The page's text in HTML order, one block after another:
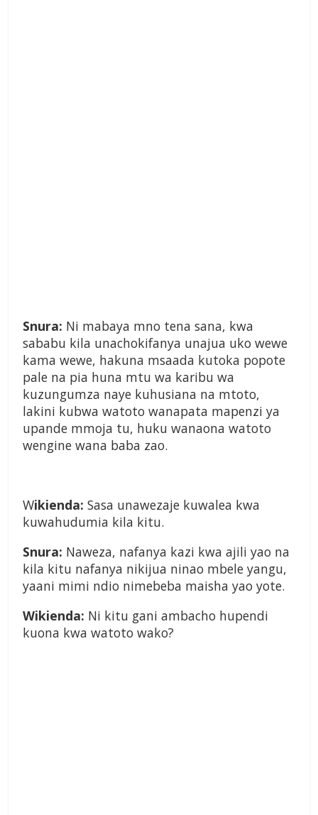
Snura: Ni mabaya mno tena sana, kwa
sababu kila unachokifanya unajua uko wewe
kama wewe, hakuna msaada kutoka popote
pale na pia huna mtu wa karibu wa
kuzungumza naye kuhusiana na mtoto,
lakini kubwa watoto wanapata mapenzi ya
upande mmoja tu, huku wanaona watoto
wengine wana baba zao.
Wikienda: Sasa unawezaje kuwalea kwa
kuwahudumia kila kitu.
Snura: Naweza, nafanya kazi kwa ajili yao na
kila kitu nafanya nikijua ninao mbele yangu,
yaani mimi ndio nimebeba maisha yao yote.
Wikienda: Ni kitu gani ambacho hupendi
kuona kwa watoto wako?